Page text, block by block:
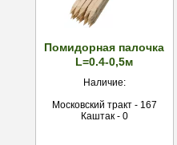
Помидорная палочка
L=0.4-0,5м
Наличие:
Московский тракт - 167
Каштак - 0